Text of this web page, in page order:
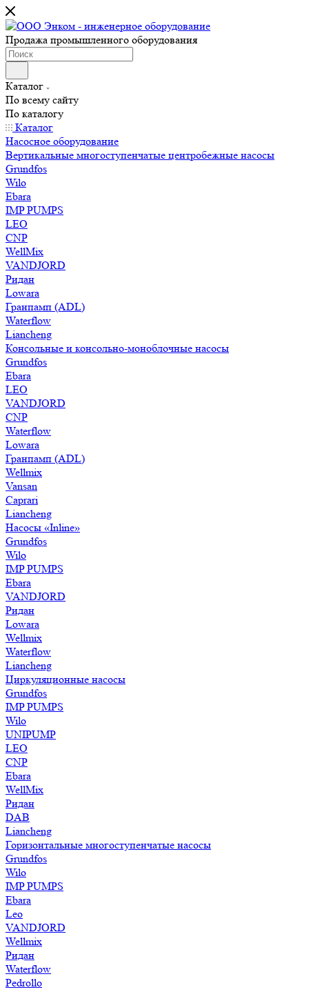
Продажа промышленного оборудования
Каталог
По всему сайту
По каталогу
Каталог
Насосное оборудование
Вертикальные многоступенчатые центробежные насосы
Grundfos
Wilo
Ebara
IMP PUMPS
LEO
CNP
WellMix
VANDJORD
Ридан
Lowara
Гранпамп (ADL)
Waterflow
Liancheng
Консольные и консольно-моноблочные насосы
Grundfos
Ebara
LEO
VANDJORD
CNP
Waterflow
Lowara
Гранпамп (ADL)
Wellmix
Vansan
Caprari
Liancheng
Насосы «Inline»
Grundfos
Wilo
IMP PUMPS
Ebara
VANDJORD
Ридан
Lowara
Wellmix
Waterflow
Liancheng
Циркуляционные насосы
Grundfos
IMP PUMPS
Wilo
UNIPUMP
LEO
CNP
Ebara
WellMix
Ридан
DAB
Liancheng
Горизонтальные многоступенчатые насосы
Grundfos
Wilo
IMP PUMPS
Ebara
Leo
VANDJORD
Wellmix
Ридан
Waterflow
Pedrollo